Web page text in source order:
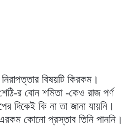
বিষয়টি কিরকম।
র বোন শমিতা -কেও রাজ পর্ণ
দিকেই কি না তা জানা যায়নি।
কোনো প্রস্তাব তিনি পাননি।